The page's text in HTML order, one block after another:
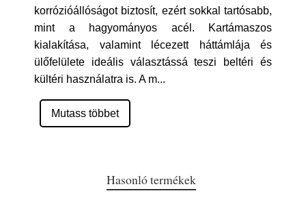
korrózióállóságot biztosít, ezért sokkal tartósabb,
mint a hagyományos acél. Kartámaszos
kialakítása, valamint lécezett háttámlája és
ülőfelülete ideális választássá teszi beltéri és
kültéri használatra is. A m...
Mutass többet
Hasonló termékek